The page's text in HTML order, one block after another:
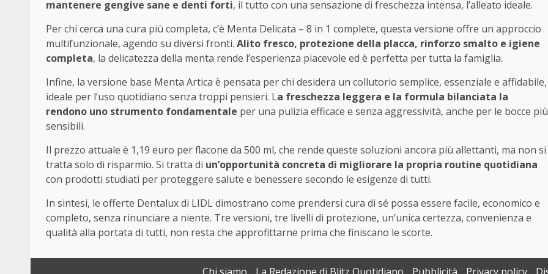
mantenere gengive sane e denti forti, il tutto con una sensazione di freschezza intensa, l’alleato ideale.
Per chi cerca una cura più completa, c’è Menta Delicata – 8 in 1 complete, questa versione offre un approccio
multifunzionale, agendo su diversi fronti. Alito fresco, protezione della placca, rinforzo smalto e igiene
completa, la delicatezza della menta rende l’esperienza piacevole ed è perfetta per tutta la famiglia.
Infine, la versione base Menta Artica è pensata per chi desidera un collutorio semplice, essenziale e affidabile,
ideale per l’uso quotidiano senza troppi pensieri. La freschezza leggera e la formula bilanciata la
rendono uno strumento fondamentale per una pulizia efficace e senza aggressività, anche per le bocce più
sensibili.
Il prezzo attuale è 1,19 euro per flacone da 500 ml, che rende queste soluzioni ancora più allettanti, ma non si
tratta solo di risparmio. Si tratta di un’opportunità concreta di migliorare la propria routine quotidiana
con prodotti studiati per proteggere salute e benessere secondo le esigenze di tutti.
In sintesi, le offerte Dentalux di LIDL dimostrano come prendersi cura di sé possa essere facile, economico e
completo, senza rinunciare a niente. Tre versioni, tre livelli di protezione, un’unica certezza, convenienza e
qualità alla portata di tutti, non resta che approfittarne prima che finiscano le scorte.